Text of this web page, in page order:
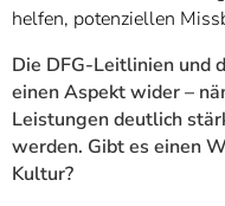
helfen, potenziellen
Die DFG-Leitlinien und
einen Aspekt wider –
Leistungen deutlich
werden. Gibt es einen
Kultur?